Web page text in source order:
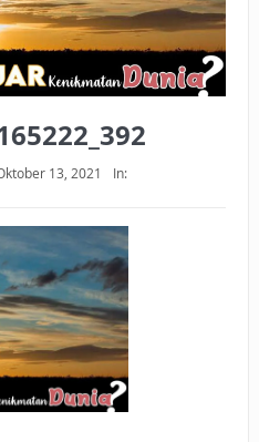
CARA MENGANGSUR
KERABAT SENDIRI
13, 2021
In: